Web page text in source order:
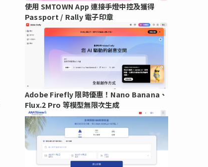
使用 SMTOWN App 連接手燈中控及獲得
Passport / Rally 電子印章
Adobe Firefly 限時優惠！Nano Banana、
Flux.2 Pro 等模型無限次生成